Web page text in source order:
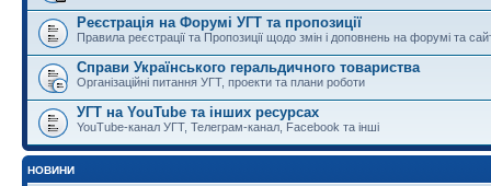
Реєстрація на Форумі УГТ та пропозиції
Правила реєстрації та Пропозиції щодо змін і доповнень на форумі та
Справи Українського геральдичного товариства
Організаційні питання УГТ, проекти та плани роботи
УГТ на YouTube та інших ресурсах
YouTube-канал УГТ, Телеграм-канал, Facebook та інші
НОВИНИ